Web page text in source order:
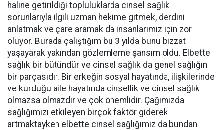
haline getirildiği topluluklarda cinsel sağlık
sorunlarıyla ilgili uzman hekime gitmek, derdini
anlatmak ve çare aramak da insanlarımız için zor
oluyor. Burada çalıştığım bu 3 yılda bunu bizzat
yaşayarak yakından gözlemleme şansım oldu. Elbette
sağlık bir bütündür ve cinsel sağlık da genel sağlığın
bir parçasıdır. Bir erkeğin sosyal hayatında, ilişkilerinde
ve kurduğu aile hayatında cinsellik ve cinsel sağlık
olmazsa olmazdır ve çok önemlidir. Çağımızda
sağlığımızı etkileyen birçok faktör giderek
artmaktayken elbette cinsel sağlığımız da bundan